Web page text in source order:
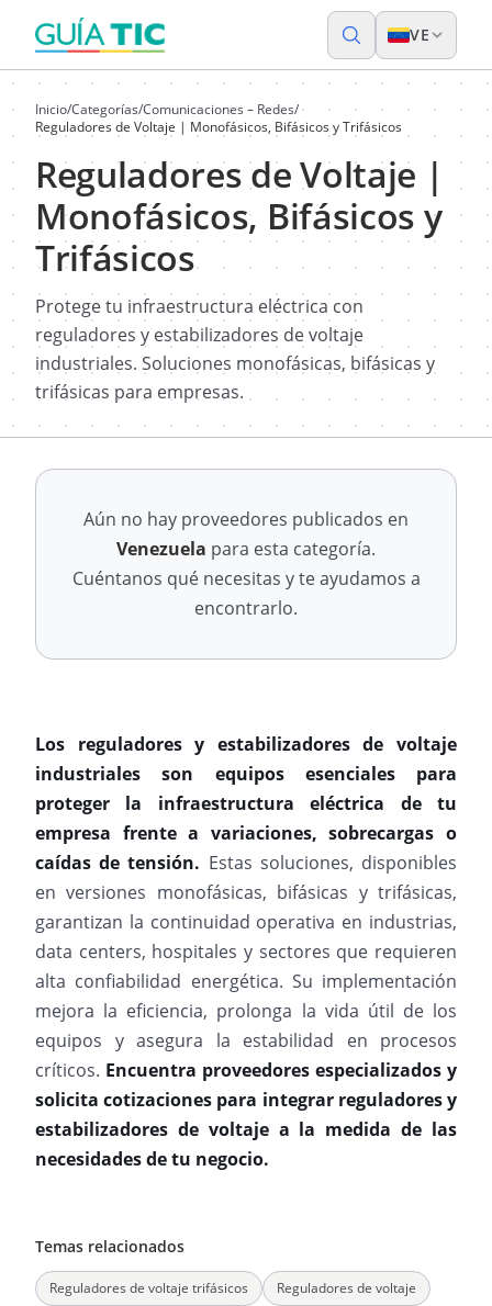
VE
Inicio/Categorías/Comunicaciones – Redes/
Reguladores de Voltaje | Monofásicos, Bifásicos y Trifásicos
Reguladores de Voltaje |
Monofásicos, Bifásicos y
Trifásicos
Protege tu infraestructura eléctrica con
reguladores y estabilizadores de voltaje
industriales. Soluciones monofásicas, bifásicas y
trifásicas para empresas.
Aún no hay proveedores publicados en
Venezuela para esta categoría.
Cuéntanos qué necesitas y te ayudamos a
encontrarlo.
Los reguladores y estabilizadores de voltaje
industriales son equipos esenciales para
proteger la infraestructura eléctrica de tu
empresa frente a variaciones, sobrecargas o
caídas de tensión. Estas soluciones, disponibles
en versiones monofásicas, bifásicas y trifásicas,
garantizan la continuidad operativa en industrias,
data centers, hospitales y sectores que requieren
alta confiabilidad energética. Su implementación
mejora la eficiencia, prolonga la vida útil de los
equipos y asegura la estabilidad en procesos
críticos. Encuentra proveedores especializados y
solicita cotizaciones para integrar reguladores y
estabilizadores de voltaje a la medida de las
necesidades de tu negocio.
Temas relacionados
Reguladores de voltaje trifásicos
Reguladores de voltaje